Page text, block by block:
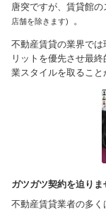
唐突ですが、賃貸館
店舗を除きます)
。
不動産賃貸の業界で
リットを優先させ最
業スタイルを取ること
ガツガツ契約を迫りま
不動産賃貸業者の多